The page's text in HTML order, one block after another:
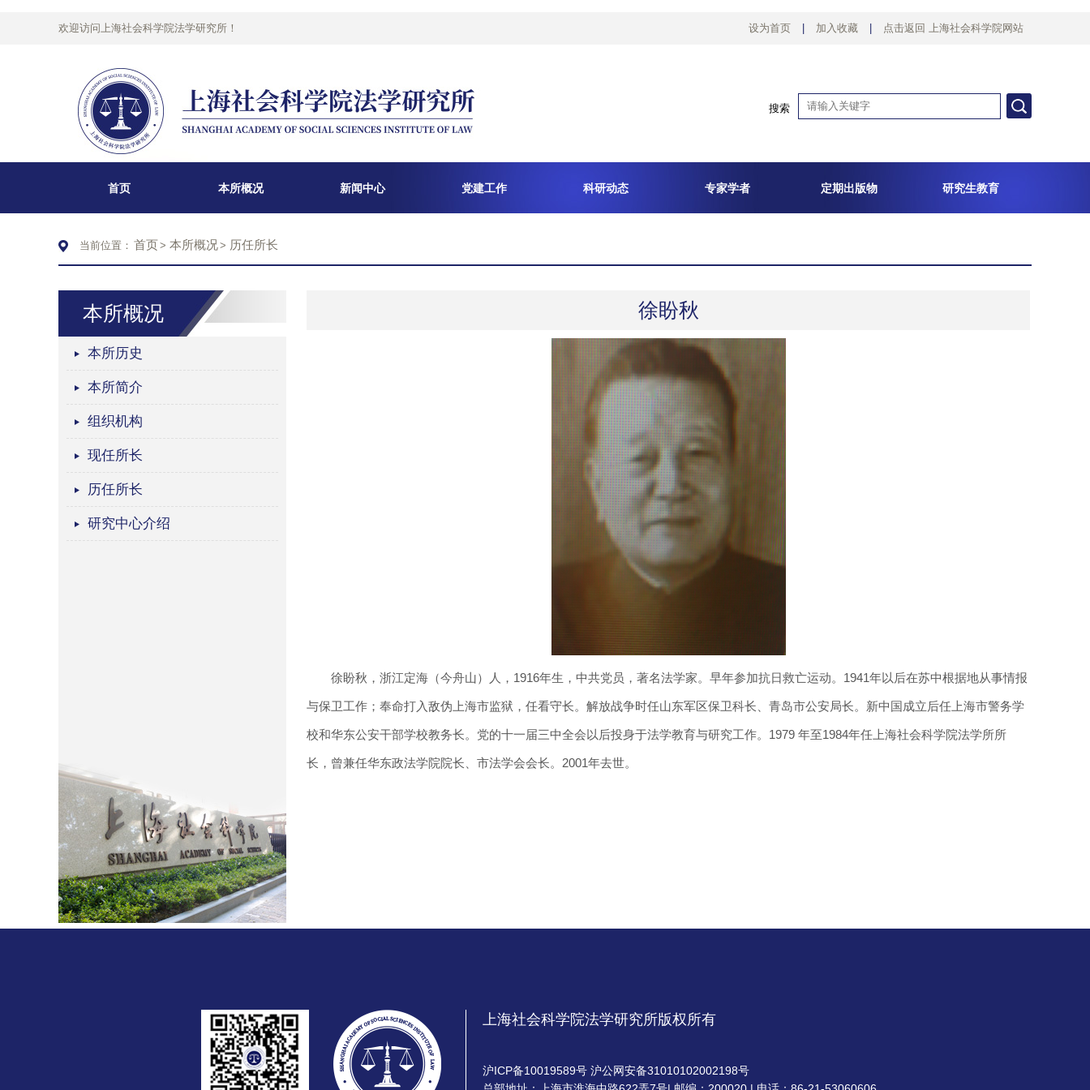
欢迎访问上海社会科学院法学研究所！ 设为首页 加入收藏 点击返回 上海社会科学院网站
搜索
首页 本所概况 新闻中心 党建工作 科研动态 专家学者 定期出版物 研究生教育
当前位置： 首页> 本所概况> 历任所长
本所概况
本所历史
本所简介
组织机构
现任所长
历任所长
研究中心介绍
徐盼秋
徐盼秋，浙江定海（今舟山）人，1916年生，中共党员，著名法学家。早年参加抗日救亡运动。1941年以后在苏中根据地从事情报
与保卫工作；奉命打入敌伪上海市监狱，任看守长。解放战争时任山东军区保卫科长、青岛市公安局长。新中国成立后任上海市警务学
校和华东公安干部学校教务长。党的十一届三中全会以后投身于法学教育与研究工作。1979 年至1984年任上海社会科学院法学所所
长，曾兼任华东政法学院院长、市法学会会长。2001年去世。
上海社会科学院法学研究所版权所有
沪ICP备10019589号 沪公网安备31010102002198号